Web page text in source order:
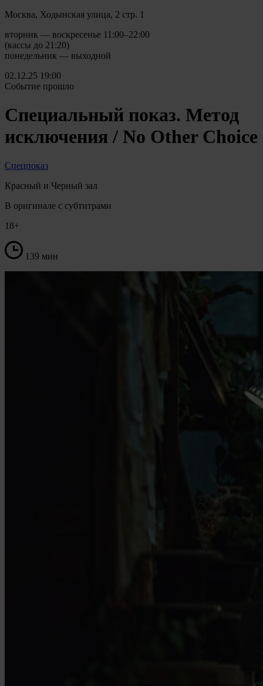
Москва, Ходынская улица, 2 стр. 1
вторник — воскресенье 11:00–22:00
(кассы до 21:20)
понедельник — выходной
02.12.25 19:00
Событие прошло
Специальный показ. Метод
исключения / No Other Choice
Спецпоказ
Красный и Черный зал
В оригинале с субтитрами
18+
139 мин